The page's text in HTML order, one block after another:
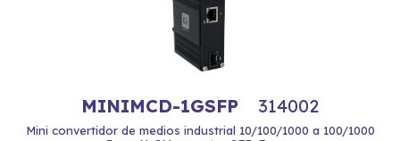
MINIMCD-1GSFP 314002
Mini convertidor de medios industrial 10/100/1000 a 100/1000